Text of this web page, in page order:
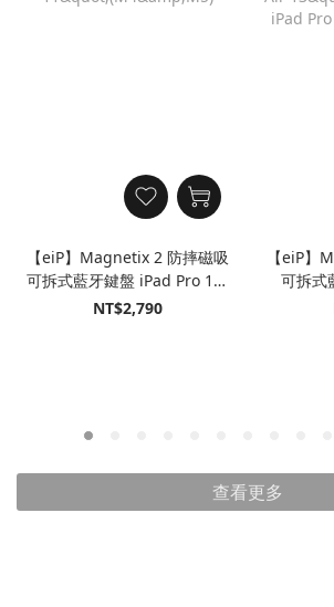
【eiP】Magnetix 2 防摔磁吸
可拆式藍牙鍵盤 iPad Pro 11"
(M4&M5)
NT$2,790
【eiP】
可拆式
iPad Air
查看更多